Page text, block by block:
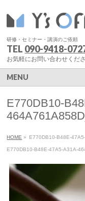
研修・セミナー・講演のご依頼
TEL 090-9418-
お気軽にお問い合わせくだ
MENU
E770DB10-
HOME » E770DB10-B48E-
E770DB10-B48E-47A5-A31A-